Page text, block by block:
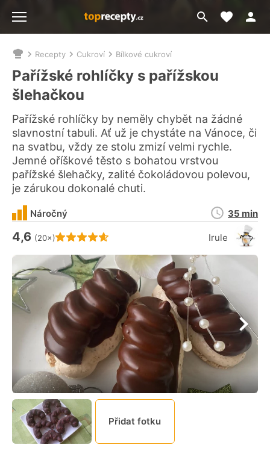
Přejít
na
Moje
Nacházíte
se
zde:
Recepty Cukroví Bílkové cukroví
Pařížské rohlíčky s pařížskou
šlehačkou
Pařížské rohlíčky by neměly chybět na žádné
slavnostní tabuli. Ať už je chystáte na Vánoce, či
na svatbu, vždy ze stolu zmizí velmi rychle.
Jemné oříškové těsto s bohatou vrstvou
pařížské šlehačky, zalité čokoládovou polevou,
je zárukou dokonalé chuti.
Hodnocení receptu je
4,6 (20×) Irule
Náročný
Doba
přípravy
35 min
Přidat fotku